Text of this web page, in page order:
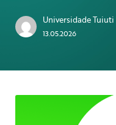
Universidade Tuiuti
13.05.2026